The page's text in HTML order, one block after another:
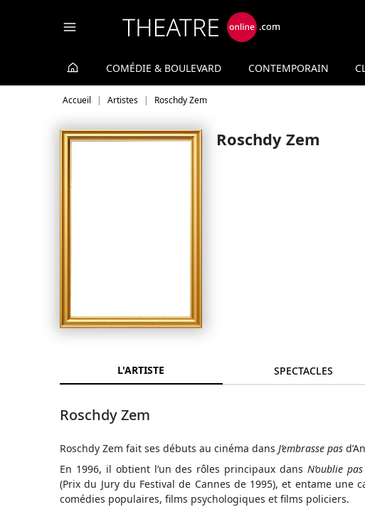
COMÉDIE & BOULEVARD CONTEMPORAIN
Accueil Artistes Roschdy Zem
Roschdy Zem
L'ARTISTE SPECTACLES
Roschdy Zem
Roschdy Zem fait ses débuts au cinéma dans J’embrasse pas
En 1996, il obtient l’un des rôles principaux dans N’oublie
(Prix du Jury du Festival de Cannes de 1995), et entame une
comédies populaires, films psychologiques et films policiers.